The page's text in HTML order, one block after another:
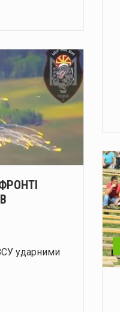
ударними